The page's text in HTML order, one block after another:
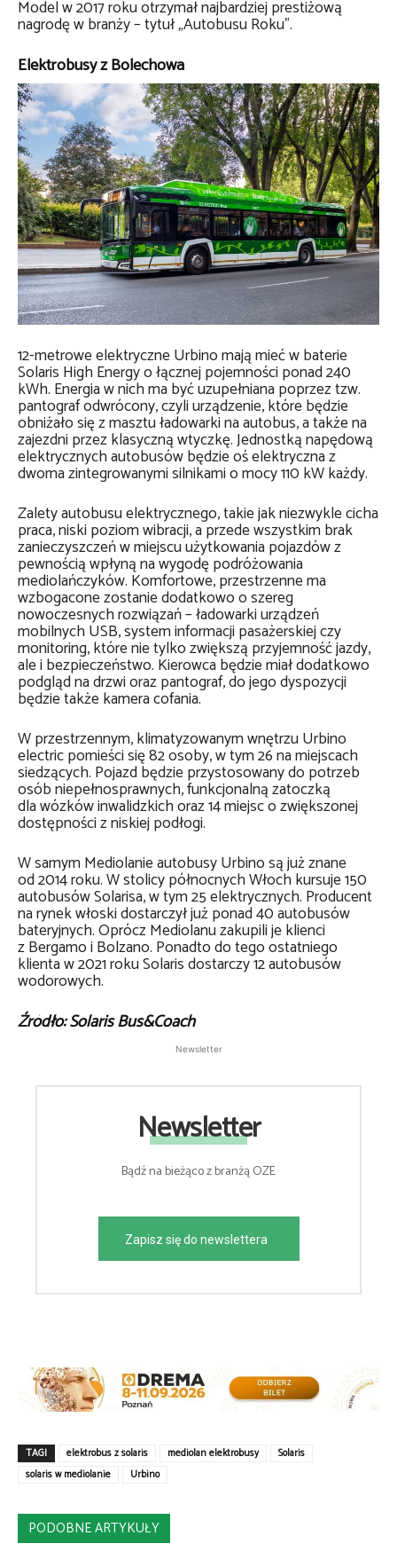
Model w 2017 roku otrzymał najbardziej prestiżową
nagrodę w branży – tytuł „Autobusu Roku”.
Elektrobusy z Bolechowa
12-metrowe elektryczne Urbino mają mieć w baterie
Solaris High Energy o łącznej pojemności ponad 240
kWh. Energia w nich ma być uzupełniana poprzez tzw.
pantograf odwrócony, czyli urządzenie, które będzie
obniżało się z masztu ładowarki na autobus, a także na
zajezdni przez klasyczną wtyczkę. Jednostką napędową
elektrycznych autobusów będzie oś elektryczna z
dwoma zintegrowanymi silnikami o mocy 110 kW każdy.
Zalety autobusu elektrycznego, takie jak niezwykle cicha
praca, niski poziom wibracji, a przede wszystkim brak
zanieczyszczeń w miejscu użytkowania pojazdów z
pewnością wpłyną na wygodę podróżowania
mediolańczyków. Komfortowe, przestrzenne ma
wzbogacone zostanie dodatkowo o szereg
nowoczesnych rozwiązań – ładowarki urządzeń
mobilnych USB, system informacji pasażerskiej czy
monitoring, które nie tylko zwiększą przyjemność jazdy,
ale i bezpieczeństwo. Kierowca będzie miał dodatkowo
podgląd na drzwi oraz pantograf, do jego dyspozycji
będzie także kamera cofania.
W przestrzennym, klimatyzowanym wnętrzu Urbino
electric pomieści się 82 osoby, w tym 26 na miejscach
siedzących. Pojazd będzie przystosowany do potrzeb
osób niepełnosprawnych, funkcjonalną zatoczką
dla wózków inwalidzkich oraz 14 miejsc o zwiększonej
dostępności z niskiej podłogi.
W samym Mediolanie autobusy Urbino są już znane
od 2014 roku. W stolicy północnych Włoch kursuje 150
autobusów Solarisa, w tym 25 elektrycznych. Producent
na rynek włoski dostarczył już ponad 40 autobusów
bateryjnych. Oprócz Mediolanu zakupili je klienci
z Bergamo i Bolzano. Ponadto do tego ostatniego
klienta w 2021 roku Solaris dostarczy 12 autobusów
wodorowych.
Źródło: Solaris Bus&Coach
Newsletter
Newsletter
Bądź na bieżąco z branżą OZE
Zapisz się do newslettera
TAGI elektrobus z solaris mediolan elektrobusy
Solaris
solaris w mediolanie
Urbino
PODOBNE ARTYKUŁY